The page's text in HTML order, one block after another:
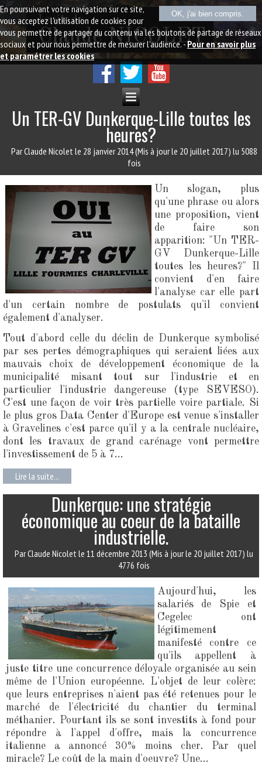
Claude NICOLET
Le site de
Un TER-GV Dunkerque-Lille toutes les
heures?
Par Claude Nicoletle 28 janvier 2014(Mis à jour le 20 juillet 2017) lu 5088
fois
Un slogan, plus
qu'une phrase ou alors
une proposition, vient
de faire son
apparition: "Un TER-
GV Dunkerque-Lille
toutes les heures?" Il
convient d'en faire
l'analyse car elle part
d'un certain nombre de postulats qu'il convient
également d'analyser.
Tout d'abord celle du déclin de Dunkerque symbolisé
par ses pertes démographiques qui seraient liées aux
mauvais choix de développement économique de la
municipalité misant tout sur l'industrie et en
particulier l'industrie dangereuse (type SEVESO).
C'est une façon de voir très partielle voire partiale. Si
le plus gros Data Center d'Europe est venue s'installer
à Gravelines c'est parce qu'il y a la centrale nucléaire,
dont les travaux de grand carénage vont permettre
l'investissement de 5 à 7...
Lire la suite...
Dunkerque: une stratégie
économique au coeur de la bataille
industrielle.
Par Claude Nicoletle 11 décembre 2013 (Mis à jour le 20 juillet 2017) lu
4776 fois
Aujourd'hui, les
salariés de Spie et
Cegelec ont
légitimement
manifesté contre ce
qu'ils appellent à
juste titre une concurrence déloyale organisée au sein
même de l'Union européenne. L'objet de leur colère:
que leurs entreprises n'aient pas été retenues pour le
marché de l'électricité du chantier du terminal
méthanier. Pourtant ils se sont investits à fond pour
répondre à l'appel d'offre, mais la concurrence
italienne a annoncé 30% moins cher. Par quel
miracle? Le coût de la main d'oeuvre? Une...
OK, j'ai bien compris.
En poursuivant votre navigation sur ce site,
vous acceptez l'utilisation de cookies pour
vous permettre de partager du contenu via les boutons de partage de réseaux
sociaux et pour nous permettre de mesurer l'audience. -Pour en savoir plus
et paramétrer les cookies